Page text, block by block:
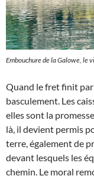
Embouchure de la Galowe, le
Quand le fret finit par
basculement. Les
elles sont la
là, il devient permis
terre, également de
devant lesquels les
chemin. Le moral